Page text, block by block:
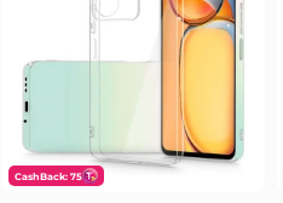
CashBack: 75